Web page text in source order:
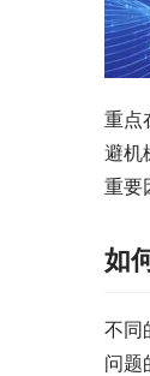
重点
避机
重要
如
不同
问题